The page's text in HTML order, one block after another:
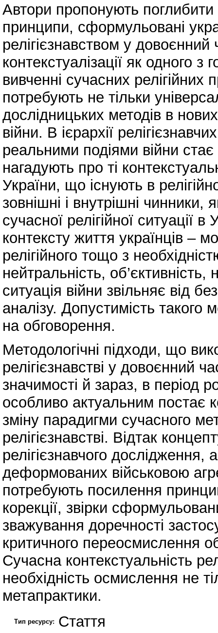
Автори пропонують поглибити
принципи, сформульовані
релігієзнавством у
контекстуалізації як одного з
вивченні сучасних
потребують не тільки
дослідницьких методів в
війни. В ієрархії
реальними подіями війни
нагадують про ті
України, що існують в
зовнішні і внутрішні чинники,
сучасної релігійної ситуації в
контексту життя українців –
релігійного тощо з
нейтральність,
ситуація війни звільняє від
аналізу. Допустимість такого
на обговорення.
Методологічні підходи, що
релігієзнавстві у довоєнний
значимості й зараз, в період
особливо актуальним постає
зміну парадигми сучасного
релігієзнавстві. Відтак
релігієзнавчого дослідження,
деформованих військовою
потребують посилення
корекції, звірки
зважування доречності
критичного переосмислення
Сучасна контекстуальність
необхідність осмислення не
метапрактики.
Тип ресурсу: Стаття